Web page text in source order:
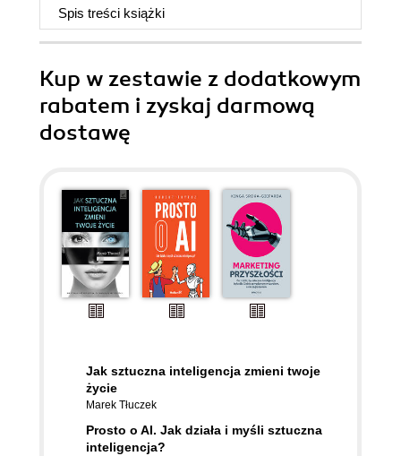
Spis treści książki
Kup w zestawie z dodatkowym
rabatem i zyskaj darmową
dostawę
Jak sztuczna inteligencja zmieni twoje
życie
Marek Tłuczek
Prosto o AI. Jak działa i myśli sztuczna
inteligencja?